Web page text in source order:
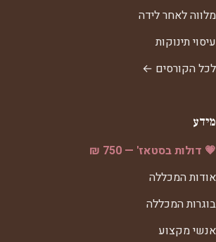
מלווה לאחר לידה
עיסוי תינוקות
לכל הקורסים ←
מידע
💗 דולות בסטאז' — 750 ₪
אודות המכללה
בוגרות המכללה
אנשי מקצוע